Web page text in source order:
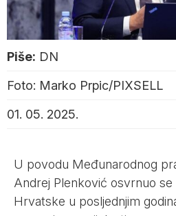
Piše: DN
Foto: Marko Prpic/PIXSELL
01. 05. 2025.
U povodu Međunarodnog
Andrej Plenković osvrnuo se
Hrvatske u posljednjim